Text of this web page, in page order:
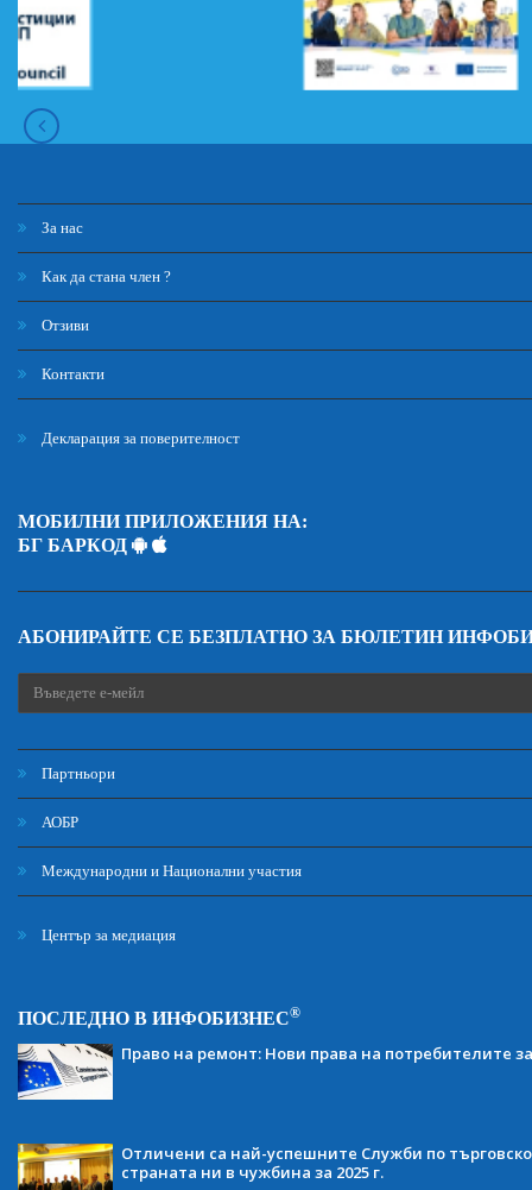
За нас
Как да стана член ?
Отзиви
Контакти
Декларация за поверителност
МОБИЛНИ ПРИЛОЖЕНИЯ НА:
БГ БАРКОД
АБОНИРАЙТЕ СЕ БЕЗПЛАТНО ЗА БЮЛЕТИН
Партньори
АОБР
Международни и Национални участия
Център за медиация
ПОСЛЕДНО В ИНФОБИЗНЕС®
Право на ремонт: Нови права на потребителите
Отличени са най-успешните Служби по
страната ни в чужбина за 2025 г.